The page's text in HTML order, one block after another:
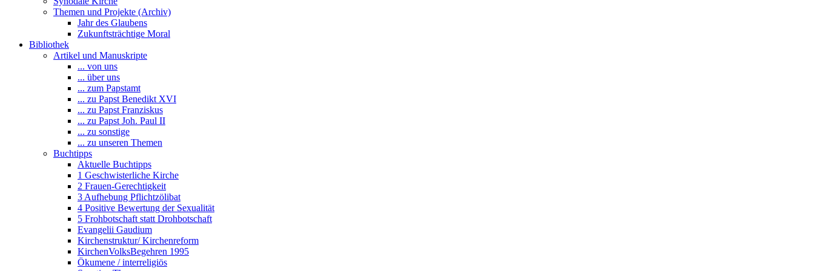
Themen und Projekte (Archiv)
Jahr des Glaubens
Zukunftsträchtige Moral
Bibliothek
Artikel und Manuskripte
... von uns
... über uns
... zum Papstamt
... zu Papst Benedikt XVI
... zu Papst Franziskus
... zu Papst Joh. Paul II
... zu sonstige
... zu unseren Themen
Buchtipps
Aktuelle Buchtipps
1 Geschwisterliche Kirche
2 Frauen-Gerechtigkeit
3 Aufhebung Pflichtzölibat
4 Positive Bewertung der Sexualität
5 Frohbotschaft statt Drohbotschaft
Evangelii Gaudium
Kirchenstruktur/ Kirchenreform
KirchenVolksBegehren 1995
Ökumene / interreligiös